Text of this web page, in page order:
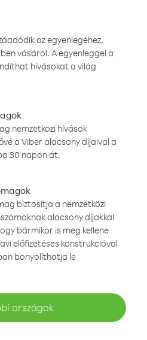
az egyenlegéhez,
vásárol. A egyenleggel a
hívásokat a világ
nemzetközi hívások
a Viber alacsony díjaival a
30 napon át.
biztosítja a nemzetközi
alacsony díjakkal
bármikor is meg kellene
előfizetéses konstrukcióval
bonyolíthatja le
országok